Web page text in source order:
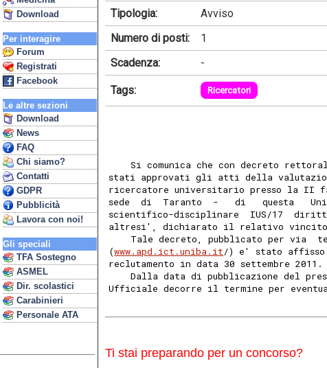
Download
Per interagire
Forum
Registrati
Facebook
Le altre sezioni
Download
News
FAQ
Chi siamo?
Contatti
GDPR
Pubblicità
Lavora con noi!
Gli speciali
TFA Sostegno
ASMEL
Dir. scolastici
Carabinieri
Personale ATA
Tipologia:
Avviso
Numero di posti:
1
Scadenza:
-
Tags: Ricercatori
Si comunica che con decreto
stati approvati gli atti della
ricercatore universitario presso la II
sede  di  Taranto  -   di   questa
scientifico-disciplinare  IUS/17
altresi', dichiarato il relativo
Tale decreto, pubblicato per via
(www.apd.ict.uniba.it/) e' stato
reclutamento in data 30 settembre 2011.
Dalla data di pubblicazione del
Ufficiale decorre il termine per
Ti stai preparando per un concorso?